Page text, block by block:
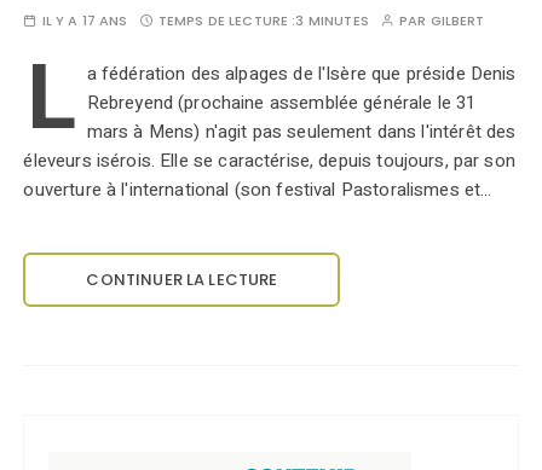
IL Y A 17 ANS TEMPS DE LECTURE :3 MINUTES PAR GILBERT
L a fédération des alpages de l'Isère que préside Denis
Rebreyend (prochaine assemblée générale le 31
mars à Mens) n'agit pas seulement dans l'intérêt des
éleveurs isérois. Elle se caractérise, depuis toujours, par son
ouverture à l'international (son festival Pastoralismes et…
CONTINUER LA LECTURE